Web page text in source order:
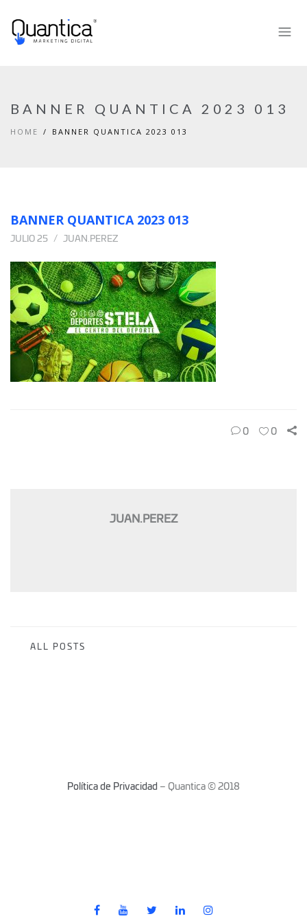
BANNER QUANTICA 2023 013
HOME BANNER QUANTICA 2023 013
BANNER QUANTICA 2023 013
JULIO 25 JUAN.PEREZ
0 0
JUAN.PEREZ
ALL POSTS
Política de Privacidad – Quantica © 2018